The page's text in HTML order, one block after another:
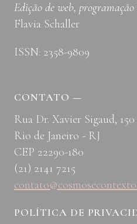
Edição de web, programação
Flavia Schaller
ISSN: 2358-9809
CONTATO —
Rua Dr. Xavier Sigaud,
Rio de Janeiro - RJ
CEP 22290-180
(21) 2141 7215
POLÍTICA DE